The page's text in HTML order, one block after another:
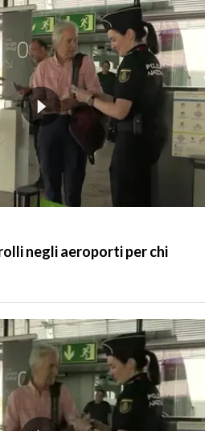
negli aeroporti per chi